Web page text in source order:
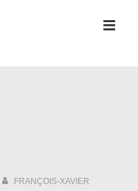
FRANÇOIS-XAVIER